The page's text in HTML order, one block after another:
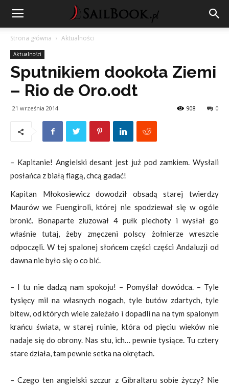
Strona główna Aktualności
Aktualności
Sputnikiem dookoła Ziemi
– Rio de Oro.odt
21 września 2014 0
908
– Kapitanie! Angielski desant jest już pod zamkiem. Wysłali
posłańca z białą flagą, chcą gadać!
Kapitan Młokosiewicz dowodził obsadą starej twierdzy
Maurów we Fuengiroli, której nie spodziewał się w ogóle
bronić. Bonaparte zluzował 4 pułk piechoty i wysłał go
właśnie tutaj, żeby zmęczeni polscy żołnierze wreszcie
odpoczęli. W tej spalonej słońcem części części Andaluzji od
dawna nie było się o co bić.
– I tu nie dadzą nam spokoju! – Pomyślał dowódca. – Tyle
tysięcy mil na własnych nogach, tyle butów zdartych, tyle
bitew, od których wiele zależało i dopadli na na tym spalonym
krańcu świata, w starej ruinie, która od pięciu wieków nie
nadaje się do obrony. Nas stu, ich… pewnie tysiące. Tu cztery
stare działa, tam pewnie setka na okrętach.
– Czego ten angielski szczur z Gibraltaru sobie życzy? Nie